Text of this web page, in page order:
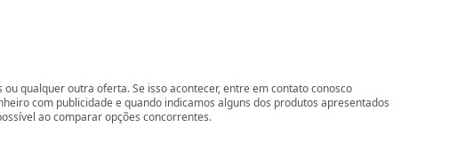
qualquer outra oferta. Se isso acontecer, entre em contato conosco
com publicidade e quando indicamos alguns dos produtos apresentados
ao comparar opções concorrentes.